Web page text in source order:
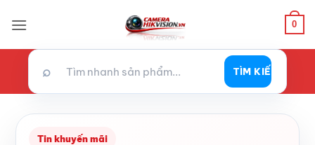
qua
0
⌕ TÌM KIẾM
Tin khuyến mãi